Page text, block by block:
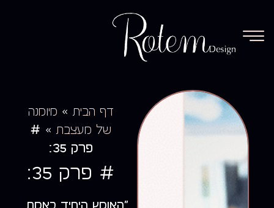
דף הבית » מיומנה
של מעצבת»
#
פרק 35:
# פרק 35:
״האומץ היחיד באמת